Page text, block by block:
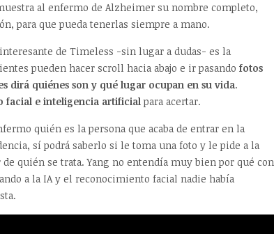
al enfermo de Alzheimer su nombre completo,
para que pueda tenerlas siempre a mano.
de Timeless -sin lugar a dudas- es la
pueden hacer scroll hacia abajo e ir pasando fotos
dirá quiénes son y qué lugar ocupan en su vida.
facial e inteligencia artificial para acertar.
quién es la persona que acaba de entrar en la
sí podrá saberlo si le toma una foto y le pide a la
quién se trata. Yang no entendía muy bien por qué con
a la IA y el reconocimiento facial nadie había